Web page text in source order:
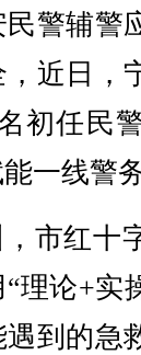
警辅警
近日，
初任民
一线警
市红十
理论+实
到的急